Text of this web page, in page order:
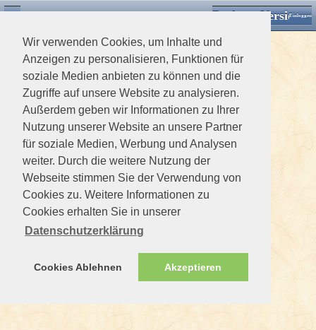
Wir verwenden Cookies, um Inhalte und
Anzeigen zu personalisieren, Funktionen für
soziale Medien anbieten zu können und die
Zugriffe auf unsere Website zu analysieren.
Außerdem geben wir Informationen zu Ihrer
Nutzung unserer Website an unsere Partner
für soziale Medien, Werbung und Analysen
weiter. Durch die weitere Nutzung der
Webseite stimmen Sie der Verwendung von
Cookies zu. Weitere Informationen zu
Cookies erhalten Sie in unserer
Datenschutzerklärung
Cookies Ablehnen Akzeptieren
Desktop VersionEinloggen